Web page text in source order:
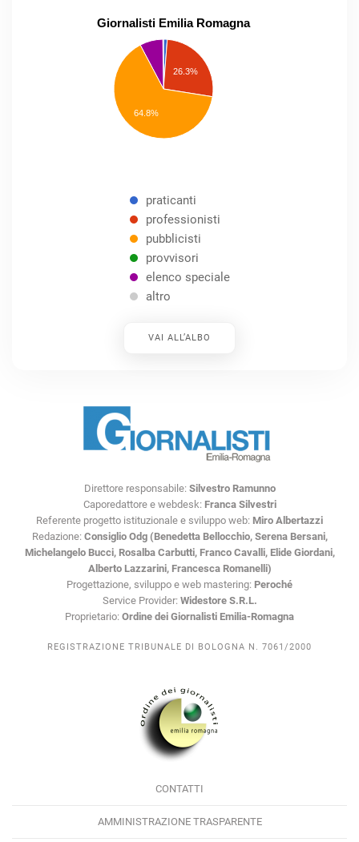
Giornalisti Emilia Romagna
26.3%
64.8%
praticanti
professionisti
pubblicisti
provvisori
elenco speciale
altro
VAI ALL’ALBO
Direttore responsabile: Silvestro Ramunno
Caporedattore e webdesk: Franca Silvestri
Referente progetto istituzionale e sviluppo web: Miro Albertazzi
Redazione: Consiglio Odg (Benedetta Bellocchio, Serena Bersani,
Michelangelo Bucci, Rosalba Carbutti, Franco Cavalli, Elide Giordani,
Alberto Lazzarini, Francesca Romanelli)
Progettazione, sviluppo e web mastering: Peroché
Service Provider: Widestore S.R.L.
Proprietario: Ordine dei Giornalisti Emilia-Romagna
REGISTRAZIONE TRIBUNALE DI BOLOGNA N. 7061/2000
CONTATTI
AMMINISTRAZIONE TRASPARENTE